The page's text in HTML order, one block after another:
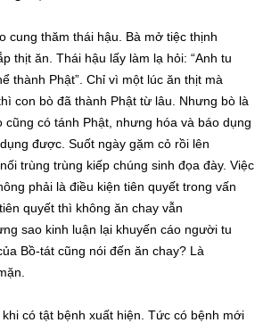
cung thăm thái hậu. Bà mở tiệc thịnh
thịt ăn. Thái hậu lấy làm lạ hỏi: “Anh tu
thành Phật”. Chỉ vì một lúc ăn thịt mà
con bò đã thành Phật từ lâu. Nhưng bò là
cũng có tánh Phật, nhưng hóa và báo dụng
được. Suốt ngày gặm cỏ rồi lên
trùng trùng kiếp chúng sinh đọa đày. Việc
phải là điều kiện tiên quyết trong vấn
quyết thì không ăn chay vẫn
sao kinh luận lại khuyến cáo người tu
Bồ-tát cũng nói đến ăn chay? Là
có tật bệnh xuất hiện. Tức có bệnh mới